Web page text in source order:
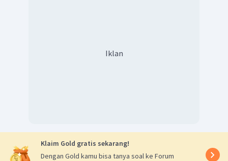
Iklan
Klaim Gold gratis sekarang!
Dengan Gold kamu bisa tanya soal ke Forum